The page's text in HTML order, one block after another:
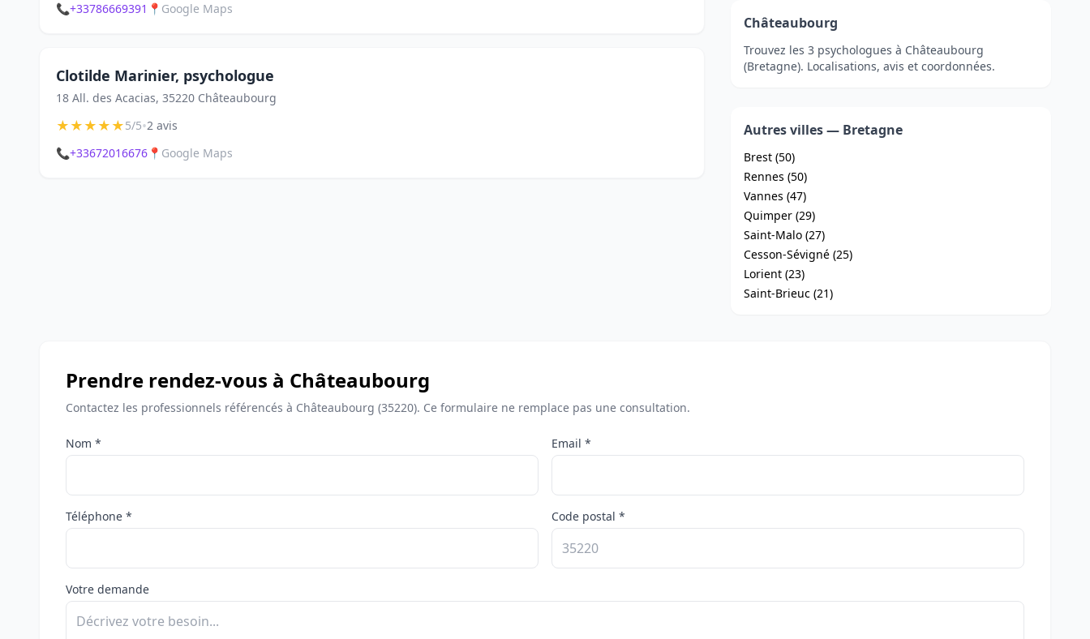
📞+33786669391 📍 Google Maps
Clotilde Marinier, psychologue
18 All. des Acacias, 35220 Châteaubourg
★★★★★5/5•2 avis
📞+33672016676 📍 Google Maps
Châteaubourg
Trouvez les 3 psychologues à Châteaubourg
(Bretagne). Localisations, avis et coordonnées.
Autres villes — Bretagne
Brest (50)
Rennes (50)
Vannes (47)
Quimper (29)
Saint-Malo (27)
Cesson-Sévigné (25)
Lorient (23)
Saint-Brieuc (21)
Prendre rendez-vous à Châteaubourg
Contactez les professionnels référencés à Châteaubourg (35220). Ce formulaire ne remplace pas une consultation.
Nom * Email *
Téléphone * Code postal *
Votre demande